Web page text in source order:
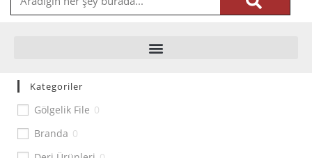
Kategoriler
Gölgelik File 0
Branda 0